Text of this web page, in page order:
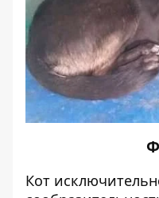
Кот